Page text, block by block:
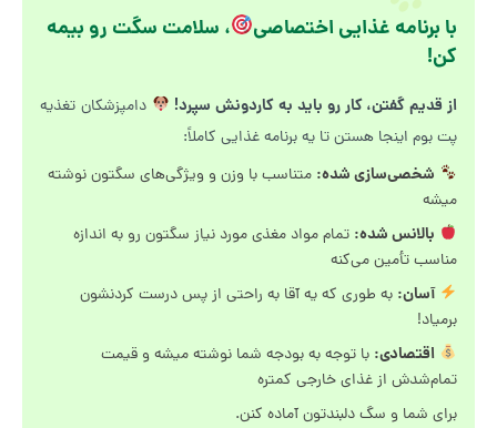
با برنامه غذایی اختصاصی
، سلامت سگت رو بیمه
کن!
از قدیم گفتن، کار رو باید به کاردونش سپرد!
دامپزشکان تغذیه
پت بوم اینجا هستن تا یه برنامه غذایی کاملاً:
شخصی‌سازی شده: متناسب با وزن و ویژگی‌های سگتون نوشته
میشه
بالانس شده: تمام مواد مغذی مورد نیاز سگتون رو به اندازه
مناسب تأمین می‌کنه
آسان: به طوری که یه آقا به راحتی از پس درست کردنشون
برمیاد!
اقتصادی: با توجه به بودجه شما نوشته میشه و قیمت
تمام‌شدش از غذای خارجی کمتره
برای شما و سگ دلبندتون آماده کنن.